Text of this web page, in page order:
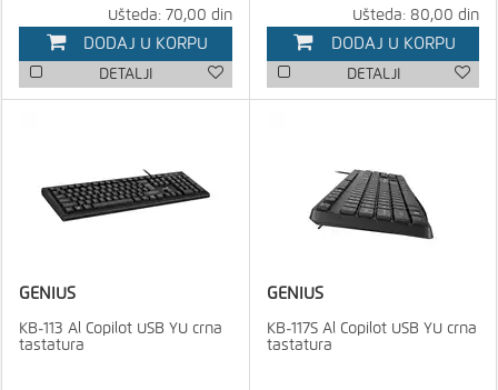
Ušteda: 70,00 din
DODAJ U KORPU
DETALJI
Ušteda: 80,00 din
DODAJ U KORPU
DETALJI
GENIUS
KB-113 Al Copilot USB YU crna
tastatura
GENIUS
KB-117S Al Copilot USB YU crna
tastatura